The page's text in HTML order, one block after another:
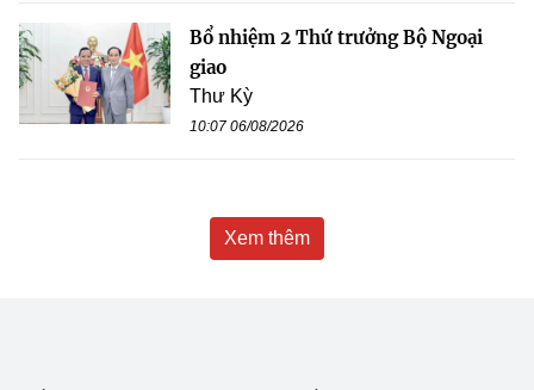
Bổ nhiệm 2 Thứ trưởng Bộ Ngoại
giao
Thư Kỳ
10:07 06/08/2026
Xem thêm